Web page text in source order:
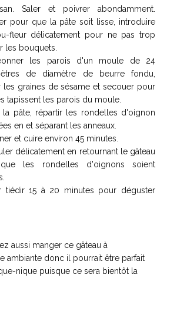
Saler et poivrer abondamment.
pour que la pâte soit lisse, introduire
fleur délicatement pour ne pas trop
les bouquets.
les parois d'un moule de 24
de diamètre de beurre fondu,
les graines de sésame et secouer pour
tapissent les parois du moule.
la pâte, répartir les rondelles d'oignon
en et séparant les anneaux.
et cuire environ 45 minutes.
délicatement en retournant le gâteau
les rondelles d'oignons soient
tiédir 15 à 20 minutes pour déguster
aussi manger ce gâteau à
ambiante donc il pourrait être parfait
nique puisque ce sera bientôt la